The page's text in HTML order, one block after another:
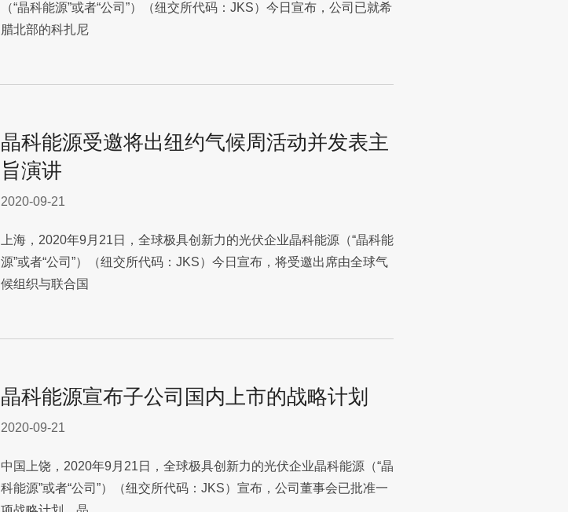
（“晶科能源”或者“公司”）（纽交所代码：JKS）今日宣布，公司已就希
腊北部的科扎尼
晶科能源受邀将出纽约气候周活动并发表主
旨演讲
2020-09-21
上海，2020年9月21日，全球极具创新力的光伏企业晶科能源（“晶科能
源”或者“公司”）（纽交所代码：JKS）今日宣布，将受邀出席由全球气
候组织与联合国
晶科能源宣布子公司国内上市的战略计划
2020-09-21
中国上饶，2020年9月21日，全球极具创新力的光伏企业晶科能源（“晶
科能源”或者“公司”）（纽交所代码：JKS）宣布，公司董事会已批准一